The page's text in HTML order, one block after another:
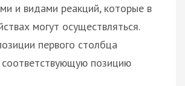
и видами реакций, которые в
могут осуществляться.
первого столбца
позицию